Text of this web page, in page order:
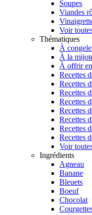
Soupes
Viandes
Voir
Thématiques
À
À la
À offrir
Recettes
Recettes
Recettes
Recettes
Recettes
Recettes
Recettes
Recettes
Voir
Ingrédients
Agneau
Banane
Bleuets
Boeuf
Chocolat